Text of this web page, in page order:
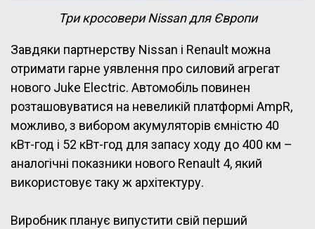
Три кросовери Nissan для Європи
Завдяки партнерству Nissan і Renault можна
отримати гарне уявлення про силовий агрегат
нового Juke Electric. Автомобіль повинен
розташовуватися на невеликій платформі AmpR,
можливо, з вибором акумуляторів ємністю 40
кВт-год і 52 кВт-год для запасу ходу до 400 км –
аналогічні показники нового Renault 4, який
використовує таку ж архітектуру.
Виробник планує випустити свій перший